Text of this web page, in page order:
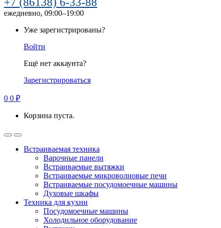
ежедневно, 09:00–19:00
Уже зарегистрированы?
Войти
Ещё нет аккаунта?
Зарегистрироваться
0 0 ₽
Корзина пуста.
Встраиваемая техника
Варочные панели
Встраиваемые вытяжки
Встраиваемые микроволновые печи
Встраиваемые посудомоечные машины
Духовые шкафы
Техника для кухни
Посудомоечные машины
Холодильное оборудование